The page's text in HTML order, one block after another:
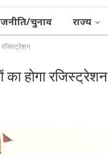
चुनाव राज्‍य
रजिस्ट्रेशन
होगा रजिस्ट्रेशन